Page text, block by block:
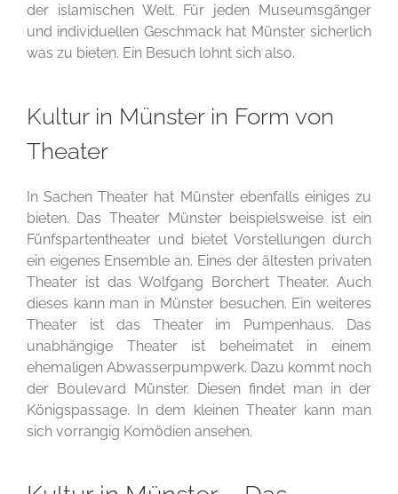
der islamischen Welt. Für jeden Museumsgänger
und individuellen Geschmack hat Münster sicherlich
was zu bieten. Ein Besuch lohnt sich also.
Kultur in Münster in Form von
Theater
In Sachen Theater hat Münster ebenfalls einiges zu
bieten. Das Theater Münster beispielsweise ist ein
Fünfspartentheater und bietet Vorstellungen durch
ein eigenes Ensemble an. Eines der ältesten privaten
Theater ist das Wolfgang Borchert Theater. Auch
dieses kann man in Münster besuchen. Ein weiteres
Theater ist das Theater im Pumpenhaus. Das
unabhängige Theater ist beheimatet in einem
ehemaligen Abwasserpumpwerk. Dazu kommt noch
der Boulevard Münster. Diesen findet man in der
Königspassage. In dem kleinen Theater kann man
sich vorrangig Komödien ansehen.